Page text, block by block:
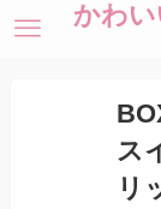
かわ
ス
リ